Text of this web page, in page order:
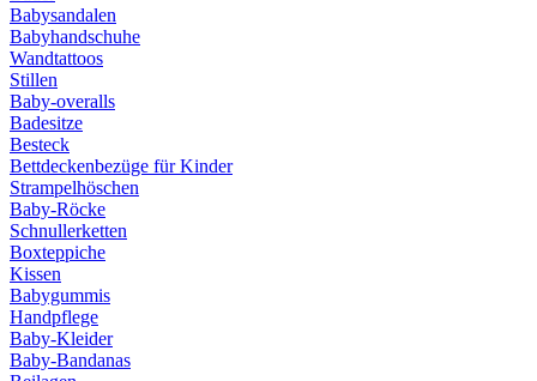
Babysandalen
Babyhandschuhe
Wandtattoos
Stillen
Baby-overalls
Badesitze
Besteck
Bettdeckenbezüge für Kinder
Strampelhöschen
Baby-Röcke
Schnullerketten
Boxteppiche
Kissen
Babygummis
Handpflege
Baby-Kleider
Baby-Bandanas